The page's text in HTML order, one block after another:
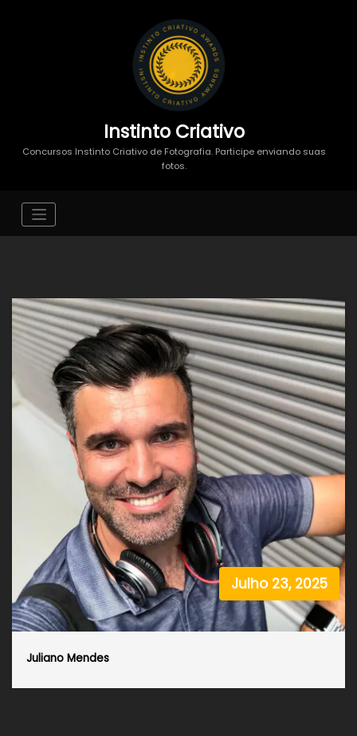
Instinto Criativo
Concursos Instinto Criativo de Fotografia. Participe enviando suas
fotos.
Julho 23, 2025
Juliano Mendes